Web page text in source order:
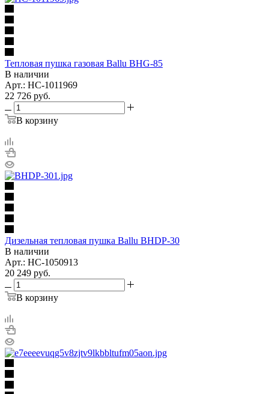
Тепловая пушка газовая Ballu BHG-85
В наличии
Арт.: НС-1011969
22 726 руб.
В корзину
Дизельная тепловая пушка Ballu BHDP-30
В наличии
Арт.: НС-1050913
20 249 руб.
В корзину